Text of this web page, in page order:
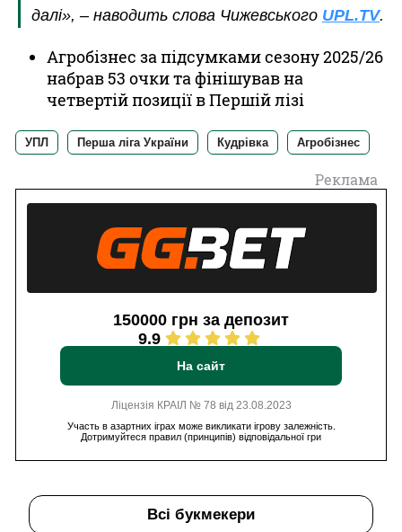
далі», – наводить слова Чижевського UPL.TV.
Агробізнес за підсумками сезону 2025/26
набрав 53 очки та фінішував на
четвертій позиції в Першій лізі
УПЛ Перша ліга України Кудрівка Агробізнес
Реклама
150000 грн за депозит
9.9
На сайт
Ліцензія КРАІЛ № 78 від 23.08.2023
Участь в азартних іграх може викликати ігрову залежність.
Дотримуйтеся правил (принципів) відповідальної гри
Всі букмекери